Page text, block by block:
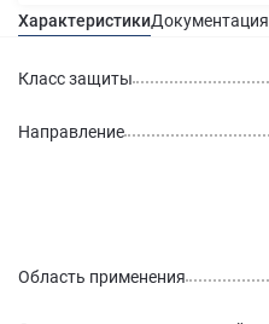
ХарактеристикиДокументация
Класс защиты
Направление
Область применения